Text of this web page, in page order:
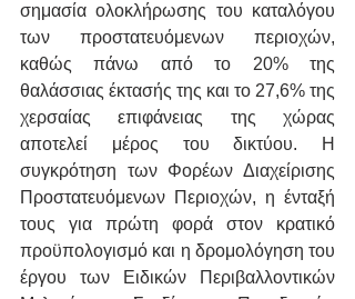
σημασία ολοκλήρωσης του καταλόγου
των προστατευόμενων περιοχών,
καθώς πάνω από το 20% της
θαλάσσιας έκτασής της και το 27,6% της
χερσαίας επιφάνειας της χώρας
αποτελεί μέρος του δικτύου. Η
συγκρότηση των Φορέων Διαχείρισης
Προστατευόμενων Περιοχών, η ένταξή
τους για πρώτη φορά στον κρατικό
προϋπολογισμό και η δρομολόγηση του
έργου των Ειδικών Περιβαλλοντικών